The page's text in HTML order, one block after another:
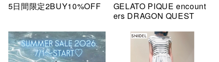
5日間限定2BUY10%OFF
GELATO PIQUE encount
ers DRAGON QUEST